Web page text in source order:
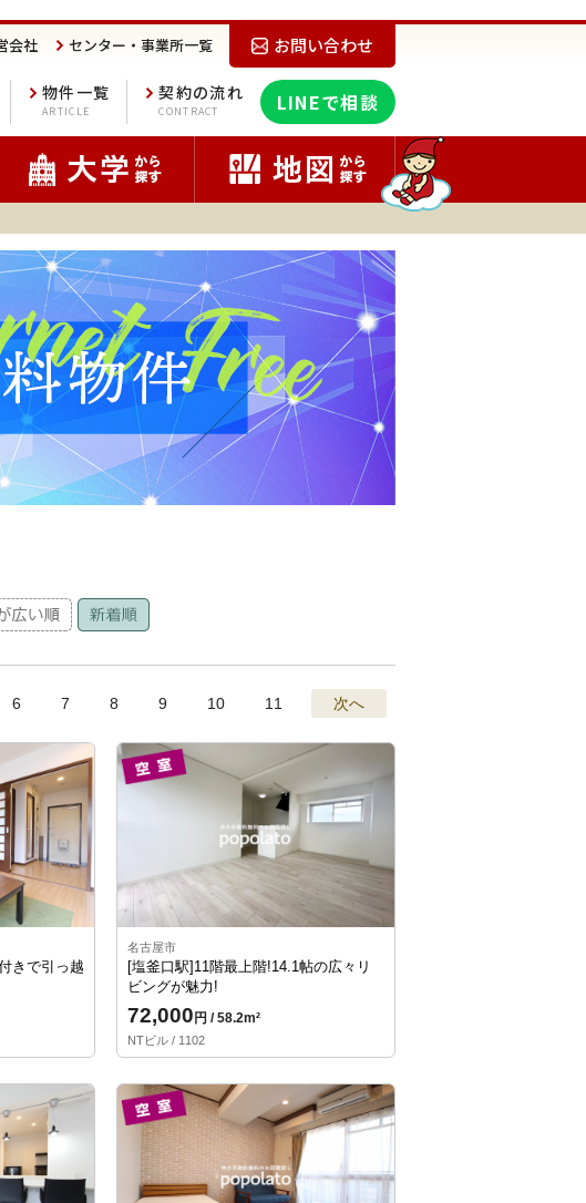
お問い合わせ
センター・事業所一覧
会社
LINEで相談
契約の流れ
CONTRACT
物件一覧
ARTICLE
6 7 8 9 10 11 次へ
きで引っ越
名古屋市
[塩釜口駅]11階最上階!14.1帖の広々リ
ビングが魅力!
72,000 円 / 58.2m²
NTビル / 1102